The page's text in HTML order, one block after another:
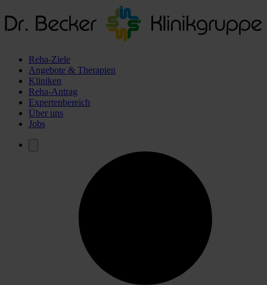
Reha-Ziele
Angebote & Therapien
Kliniken
Reha-Antrag
Expertenbereich
Über uns
Jobs